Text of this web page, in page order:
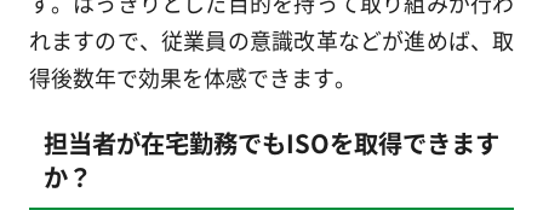
れますので、従業員の意識改革などが進めば、取
得後数年で効果を体感できます。
担当者が在宅勤務でもISOを取得できます
か？